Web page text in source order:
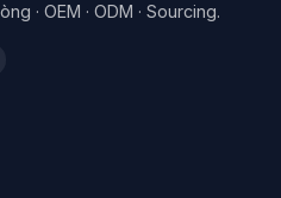
· OEM · ODM · Sourcing.